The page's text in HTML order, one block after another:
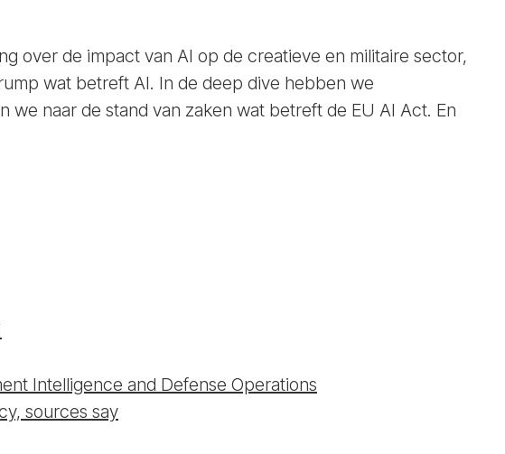
over de impact van AI op de creatieve en militaire sector,
wat betreft AI. In de deep dive hebben we
naar de stand van zaken wat betreft de EU AI Act. En
Intelligence and Defense Operations
sources say